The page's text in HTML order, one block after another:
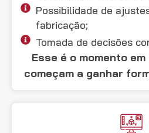
Possibilidade de
fabricação;
Tomada de decisões
Esse é o momento
começam a ganhar